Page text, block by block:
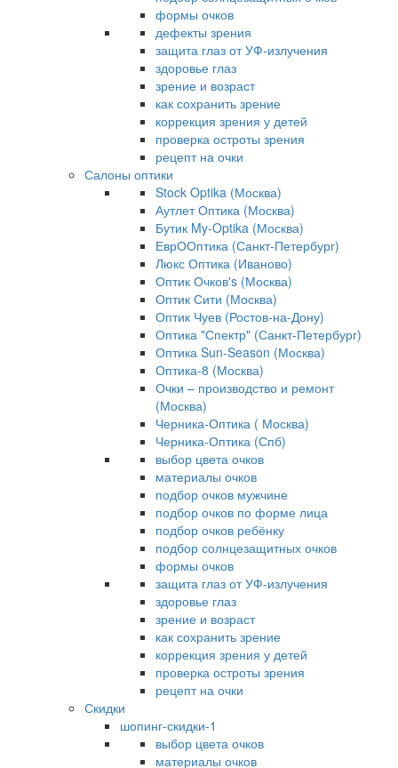
формы очков
дефекты зрения
защита глаз от УФ-излучения
здоровье глаз
зрение и возраст
как сохранить зрение
коррекция зрения у детей
проверка остроты зрения
рецепт на очки
Салоны оптики
Stock Optika (Москва)
Аутлет Оптика (Москва)
Бутик My-Optika (Москва)
ЕврООптика (Санкт-Петербург)
Люкс Оптика (Иваново)
Оптик Очков's (Москва)
Оптик Сити (Москва)
Оптик Чуев (Ростов-на-Дону)
Оптика "Спектр" (Санкт-Петербург)
Оптика Sun-Season (Москва)
Оптика-8 (Москва)
Очки – производство и ремонт
(Москва)
Черника-Оптика ( Москва)
Черника-Оптика (Спб)
выбор цвета очков
материалы очков
подбор очков мужчине
подбор очков по форме лица
подбор очков ребёнку
подбор солнцезащитных очков
формы очков
защита глаз от УФ-излучения
здоровье глаз
зрение и возраст
как сохранить зрение
коррекция зрения у детей
проверка остроты зрения
рецепт на очки
Скидки
шопинг-скидки-1
выбор цвета очков
материалы очков